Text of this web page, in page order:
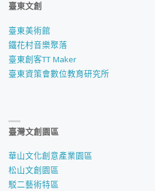
臺東文創
臺東美術館
鐵花村音樂聚落
臺東創客TT Maker
臺東資策會數位教育研究所
臺灣文創園區
華山文化創意產業園區
松山文創園區
駁二藝術特區